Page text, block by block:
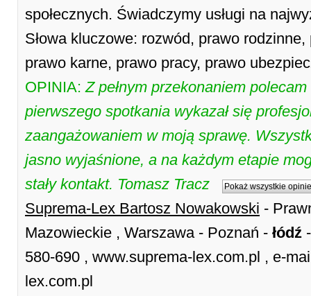
społecznych. Świadczymy usługi na
Słowa kluczowe: rozwód, prawo
prawo karne, prawo pracy, prawo
OPINIA:Z pełnym przekonaniem polecam
pierwszego spotkania wykazał się
zaangażowaniem w moją sprawę.
jasno wyjaśnione, a na każdym etapie
stały kontakt. Tomasz Tracz
Pokaż wszystkie opinie
Suprema-Lex Bartosz Nowakowski -
Mazowieckie , Warszawa - Poznań - łódź
580-690 , www.suprema-lex.com.pl , e-
lex.com.pl